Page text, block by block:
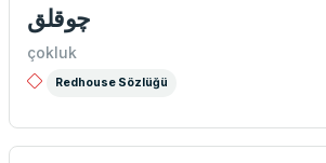
چوقلق
çokluk
Redhouse Sözlüğü